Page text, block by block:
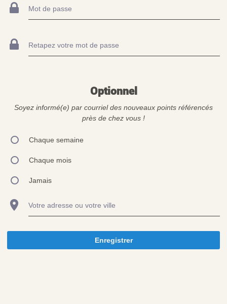
Mot de passe
Retapez votre mot de passe
Optionnel
Soyez informé(e) par courriel des nouveaux points référencés
près de chez vous !
Chaque semaine
Chaque mois
Jamais
Votre adresse ou votre ville